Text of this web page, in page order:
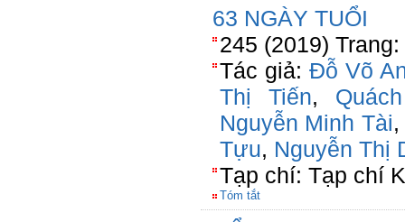
63 NGÀY TUỔI
245 (2019)
Tác giả: Đỗ Võ
Thị Tiến,
Nguyễn Minh Tài,
Tựu, Nguyễn Thị
Tạp chí: Tạp chí
Tóm tắt